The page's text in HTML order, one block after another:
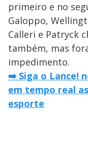
primeiro e no
Galoppo,
Calleri e Patryck
também, mas
impedimento.
➡️ Siga o Lance!
em tempo real
esporte